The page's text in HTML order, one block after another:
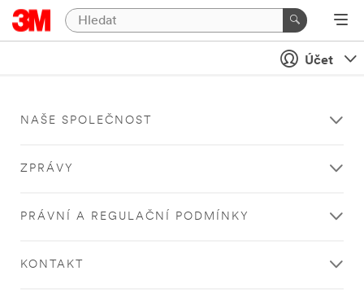
Účet
NAŠE SPOLEČNOST
ZPRÁVY
PRÁVNÍ A REGULAČNÍ PODMÍNKY
KONTAKT